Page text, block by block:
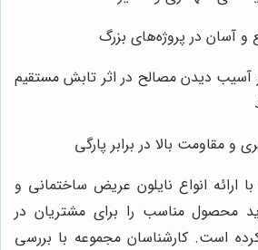
آسان در پروژه‌های بزرگ
آسیب دیدن مصالح در اثر تابش مستقیم
و مقاومت بالا در برابر پارگی
ارائه انواع نایلون عریض ساختمانی و
محصول مناسب را برای مشتریان در
است. کارشناسان مجموعه با بررسی